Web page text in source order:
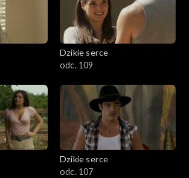
Dzikie serce
odc. 109
Dzikie serce
odc. 107